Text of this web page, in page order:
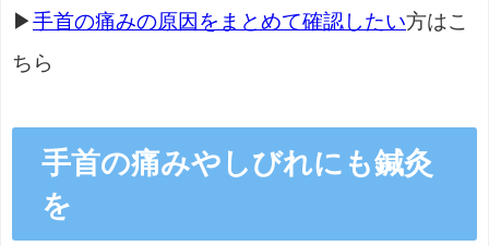
▶ 手首の痛みの原因をまとめて確認したい方はこ
ちら
手首の痛みやしびれにも鍼灸
を